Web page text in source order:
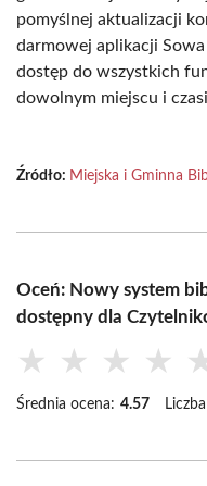
pomyślnej aktualizacji
darmowej aplikacji
dostęp do wszystkich
dowolnym miejscu i
Źródło: Miejska i Gminna
Oceń: Nowy system
dostępny dla
★ ★ ★ ★
Średnia ocena: 4.57